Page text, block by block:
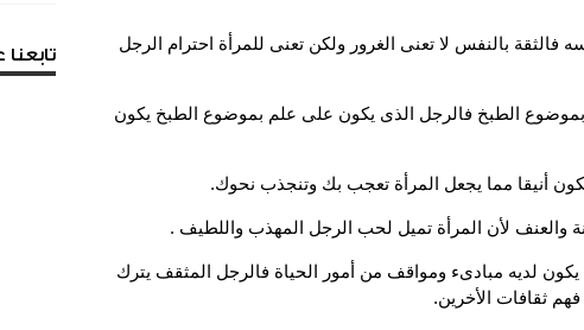
فالثقة بالنفس لا تعنى الغرور ولكن تعنى للمرأة احترام الرجل
الطبخ فالرجل الذى يكون على علم بموضوع الطبخ يكون
يكون لديه مبادىء ومواقف من أمور الحياة فالرجل المثقف يترك
ثقافات الأخرين.